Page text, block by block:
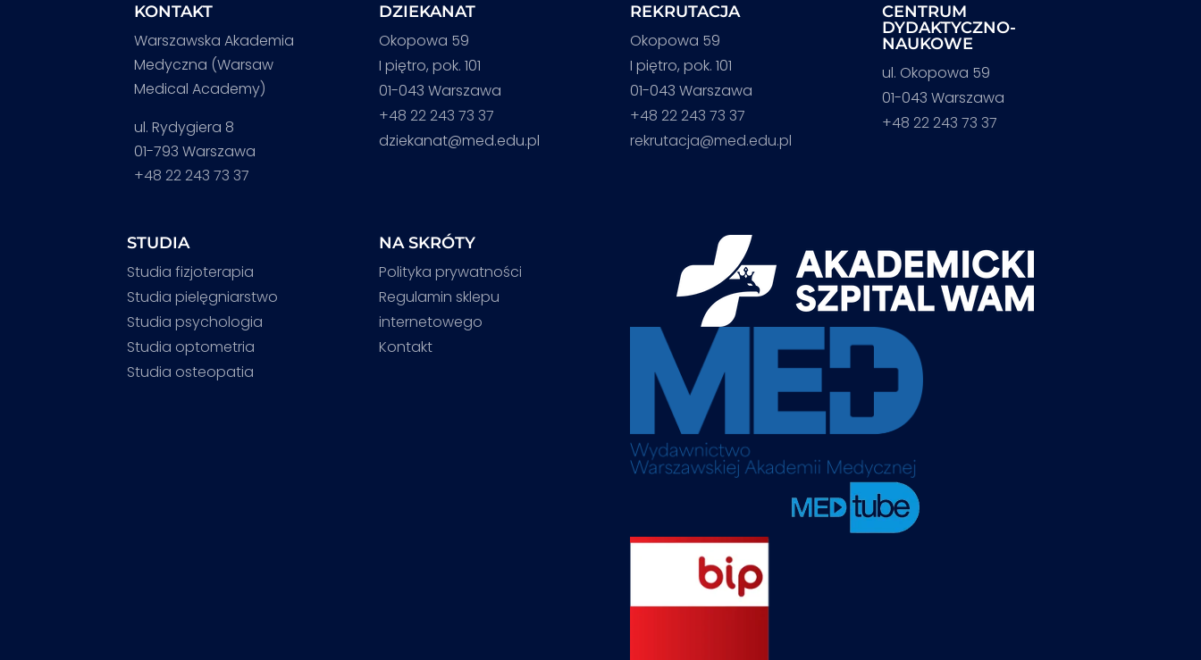
KONTAKT
Warszawska Akademia
Medyczna (Warsaw
Medical Academy)
ul. Rydygiera 8
01-793 Warszawa
+48 22 243 73 37
DZIEKANAT
Okopowa 59
I piętro, pok. 101
01-043 Warszawa
+48 22 243 73 37
dziekanat@med.edu.pl
REKRUTACJA
Okopowa 59
I piętro, pok. 101
01-043 Warszawa
+48 22 243 73 37
rekrutacja@med.edu.pl
CENTRUM
DYDAKTYCZNO-
NAUKOWE
ul. Okopowa 59
01-043 Warszawa
+48 22 243 73 37
STUDIA
Studia fizjoterapia
Studia pielęgniarstwo
Studia psychologia
Studia optometria
Studia osteopatia
NA SKRÓTY
Polityka prywatności
Regulamin sklepu
internetowego
Kontakt